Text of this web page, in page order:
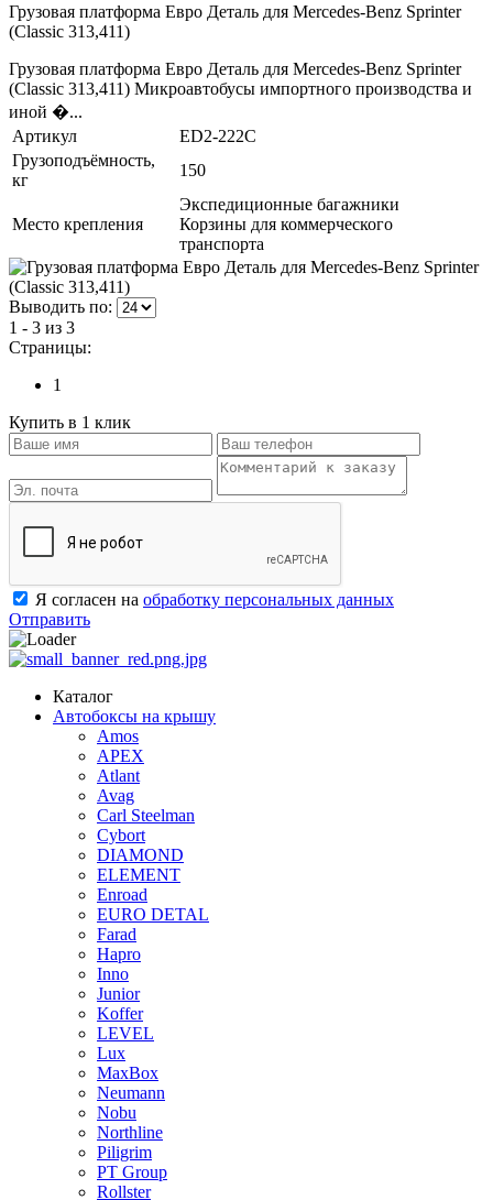
Грузовая платформа Евро Деталь для Mercedes-Benz Sprinter
(Classic 313,411)
Грузовая платформа Евро Деталь для Mercedes-Benz Sprinter
(Classic 313,411) Микроавтобусы импортного производства и
иной �...
Артикул
ED2-222C
Грузоподъёмность,
кг
150
Место крепления
Экспедиционные багажники
Корзины для коммерческого
транспорта
Выводить по:
1 - 3 из 3
Страницы:
1
Купить в 1 клик
Я согласен на обработку персональных данных
Отправить
Каталог
Автобоксы на крышу
Amos
APEX
Atlant
Avag
Carl Steelman
Cybort
DIAMOND
ELEMENT
Enroad
EURO DETAL
Farad
Hapro
Inno
Junior
Koffer
LEVEL
Lux
MaxBox
Neumann
Nobu
Northline
Piligrim
PT Group
Rollster